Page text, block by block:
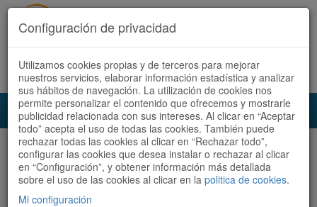
Acceder Registrate ahora Español | Català
Audioruta Todas las rutas
Todas las rutas Ordenar por:Más recientes
Configuración de privacidad
Utilizamos cookies propias y de terceros para mejorar
nuestros servicios, elaborar información estadística y analizar
sus hábitos de navegación. La utilización de cookies nos
permite personalizar el contenido que ofrecemos y mostrarle
publicidad relacionada con sus intereses. Al clicar en “Aceptar
todo” acepta el uso de todas las cookies. También puede
rechazar todas las cookies al clicar en “Rechazar todo”,
configurar las cookies que desea instalar o rechazar al clicar
en “Configuración”, y obtener información más detallada
sobre el uso de las cookies al clicar en la politica de cookies.
Mi configuración